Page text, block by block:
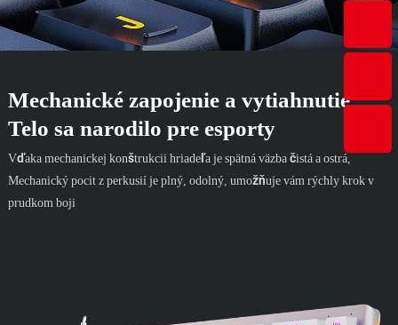
Mechanické zapojenie a vytiahnutie
Telo sa narodilo pre esporty
Vďaka mechanickej konštrukcii hriadeľa je spätná väzba čistá a ostrá,
Mechanický pocit z perkusií je plný, odolný, umožňuje vám rýchly krok v
prudkom boji